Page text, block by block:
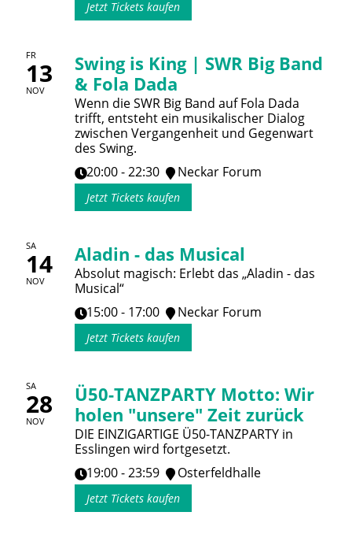
Jetzt Tickets kaufen
FR
13
NOV
Swing is King | SWR Big Band
& Fola Dada
Wenn die SWR Big Band auf Fola Dada
trifft, entsteht ein musikalischer Dialog
zwischen Vergangenheit und Gegenwart
des Swing.
20:00 - 22:30
Neckar Forum
Jetzt Tickets kaufen
SA
14
NOV
Aladin - das Musical
Absolut magisch: Erlebt das „Aladin - das
Musical“
15:00 - 17:00
Neckar Forum
Jetzt Tickets kaufen
SA
28
NOV
Ü50-TANZPARTY Motto: Wir
holen "unsere" Zeit zurück
DIE EINZIGARTIGE Ü50-TANZPARTY in
Esslingen wird fortgesetzt.
19:00 - 23:59
Osterfeldhalle
Jetzt Tickets kaufen